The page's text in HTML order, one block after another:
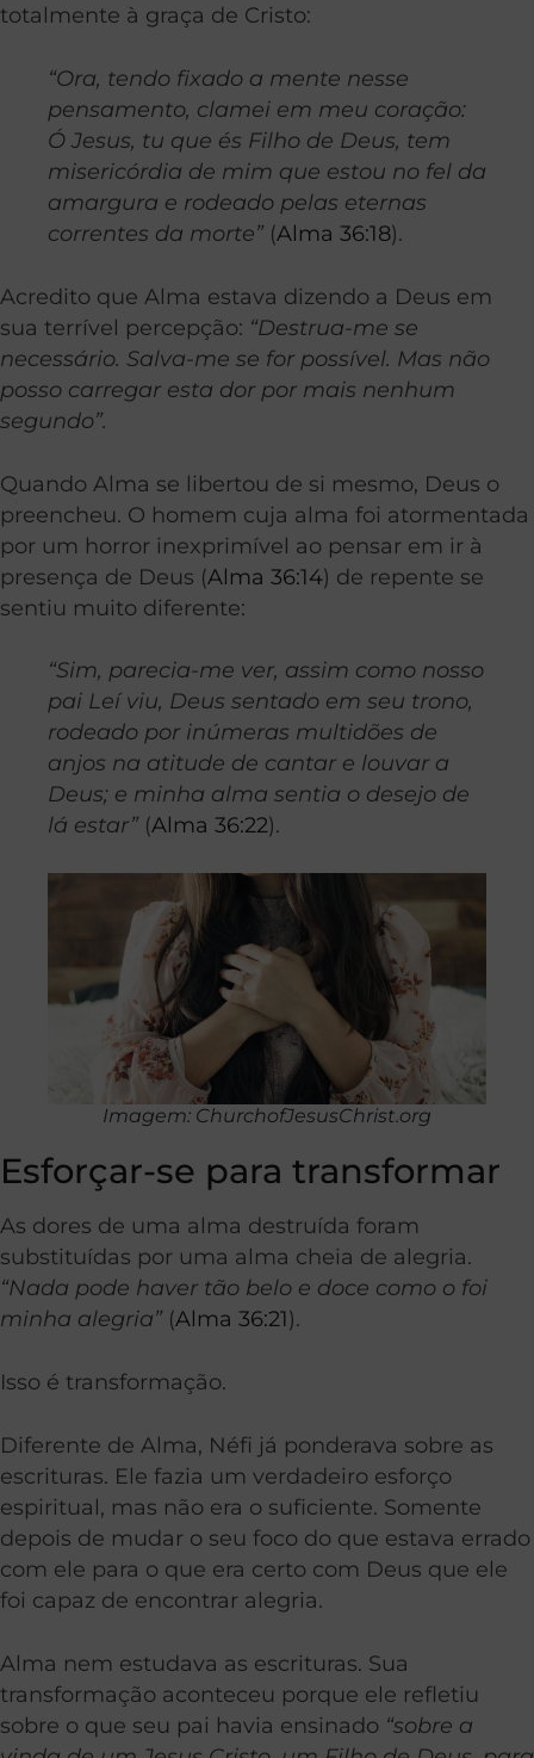
totalmente à graça de Cristo:
“Ora, tendo fixado a mente nesse
pensamento, clamei em meu coração:
Ó Jesus, tu que és Filho de Deus, tem
misericórdia de mim que estou no fel da
amargura e rodeado pelas eternas
correntes da morte”(Alma 36:18).
Acredito que Alma estava dizendo a Deus em
sua terrível percepção: “Destrua-me se
necessário. Salva-me se for possível. Mas não
posso carregar esta dor por mais nenhum
segundo”.
Quando Alma se libertou de si mesmo, Deus o
preencheu. O homem cuja alma foi atormentada
por um horror inexprimível ao pensar em ir à
presença de Deus (Alma 36:14) de repente se
sentiu muito diferente:
“Sim, parecia-me ver, assim como nosso
pai Leí viu, Deus sentado em seu trono,
rodeado por inúmeras multidões de
anjos na atitude de cantar e louvar a
Deus; e minha alma sentia o desejo de
lá estar”(Alma 36:22).
Imagem: ChurchofJesusChrist.org
Esforçar-se para transformar
As dores de uma alma destruída foram
substituídas por uma alma cheia de alegria.
“Nada pode haver tão belo e doce como o foi
minha alegria” (Alma 36:21).
Isso é transformação.
Diferente de Alma, Néfi já ponderava sobre as
escrituras. Ele fazia um verdadeiro esforço
espiritual, mas não era o suficiente. Somente
depois de mudar o seu foco do que estava errado
com ele para o que era certo com Deus que ele
foi capaz de encontrar alegria.
Alma nem estudava as escrituras. Sua
transformação aconteceu porque ele refletiu
sobre o que seu pai havia ensinado “sobre a